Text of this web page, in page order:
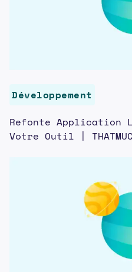
Développement
Refonte Application
Votre Outil |